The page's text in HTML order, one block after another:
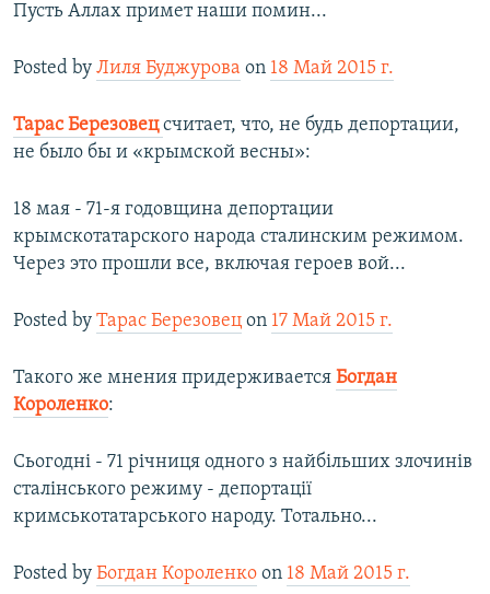
Пусть Аллах примет наши помин...
Posted by Лиля Буджурова on 18 Май 2015 г.
Тарас Березовецсчитает, что, не будь депортации,
не было бы и «крымской весны»:
18 мая - 71-я годовщина депортации
крымскотатарского народа сталинским режимом.
Через это прошли все, включая героев вой...
Posted by Тарас Березовец on 17 Май 2015 г.
Такого же мнения придерживается Богдан
Короленко:
Сьогодні - 71 річниця одного з найбільших злочинів
сталінського режиму - депортації
кримськотатарського народу. Тотально...
Posted by Богдан Короленко on 18 Май 2015 г.